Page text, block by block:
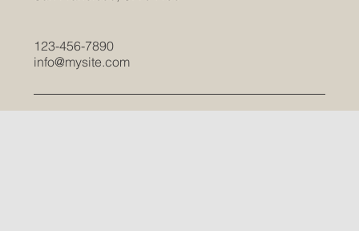
123-456-7890
info@mysite.com